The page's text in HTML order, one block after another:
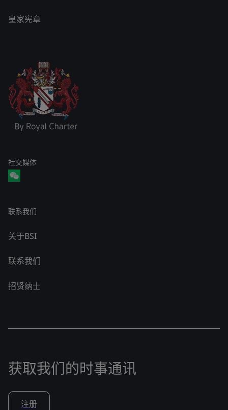
皇家宪章
社交媒体
联系我们
关于BSI
联系我们
招贤纳士
获取我们的时事通讯
注册